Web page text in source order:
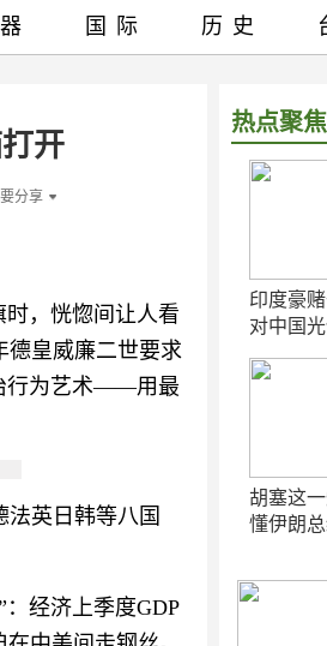
开
分享
，恍惚间让人看
德皇威廉二世要求
行为艺术——用最
英日韩等八国
经济上季度GDP
热点聚焦
印度豪
对中国光
胡塞这
懂伊朗
国际 历史